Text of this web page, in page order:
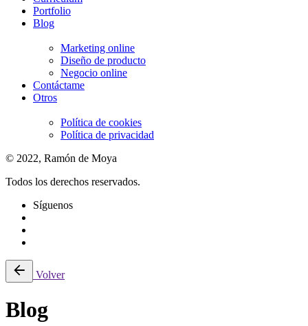
Portfolio
Blog
Marketing online
Diseño de producto
Negocio online
Contáctame
Otros
Política de cookies
Política de privacidad
© 2022, Ramón de Moya
Todos los derechos reservados.
Síguenos
Volver
Blog